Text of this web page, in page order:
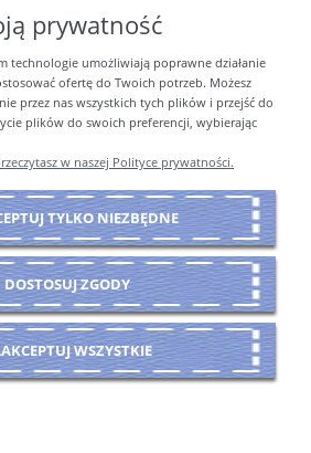
I DOSTAWA
INFORMACJE
O NAS
PEŁNĄ WERSJĘ STRONY
Shoper Premium
prywatność
technologie umożliwiają poprawne działanie
ofertę do Twoich potrzeb. Możesz
przez nas wszystkich tych plików i przejść do
plików do swoich preferencji, wybierając
w naszej Polityce prywatności.
TYLKO NIEZBĘDNE
DOSTOSUJ ZGODY
WSZYSTKIE